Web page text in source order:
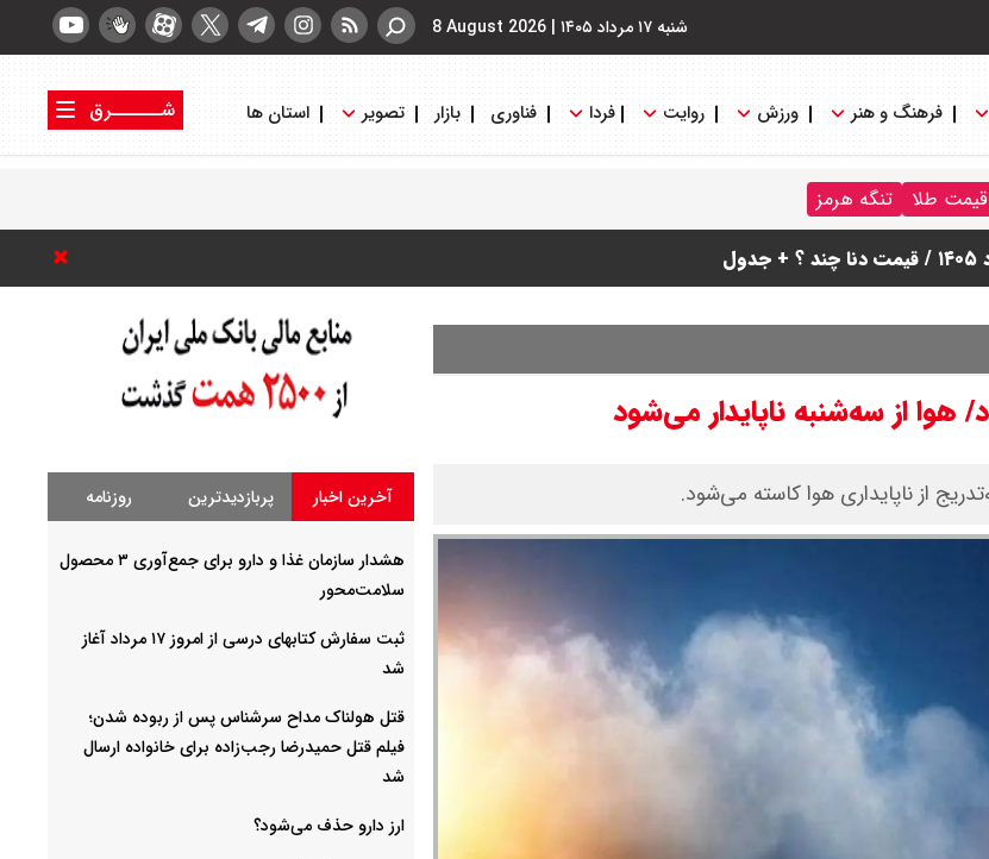
شنبه ۱۷ مرداد ۱۴۰۵ |
8 August 2026
فرهنگ و هنر ورزش روایت فردا فناوری بازار تصویر استان ها
شــــــرق
قیمت طلا تنگه هرمز
آخرین اخبار پربازدیدترین روزنامه
هشدار سازمان غذا و دارو برای جمع‌آوری ۳ محصول
سلامت‌محور
ثبت سفارش کتابهای درسی از امروز ۱۷ مرداد آغاز
شد
قتل هولناک مداح سرشناس پس از ربوده شدن؛
فیلم قتل حمیدرضا رجب‌زاده برای خانواده ارسال
شد
ارز دارو حذف می‌شود؟